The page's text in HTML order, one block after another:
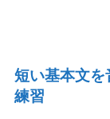
短い基本文
練習